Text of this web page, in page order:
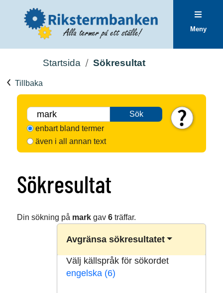
Meny
Startsida Sökresultat
Tillbaka
Sök
enbart bland termer
även i all annan text
Sökresultat
Din sökning på markgav 6träffar.
Avgränsa sökresultatet
Välj källspråk för sökordet
engelska (6)